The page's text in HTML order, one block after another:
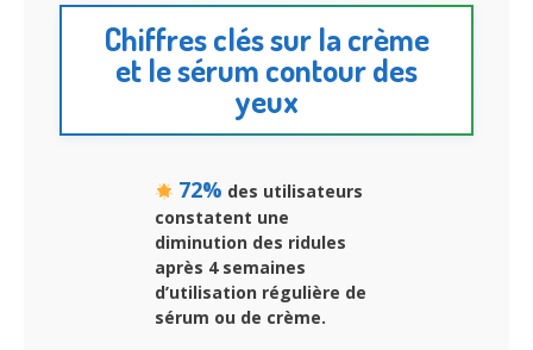
Chiffres clés sur la crème
et le sérum contour des
yeux
72% des utilisateurs
constatent une
diminution des ridules
après 4 semaines
d’utilisation régulière de
sérum ou de crème.